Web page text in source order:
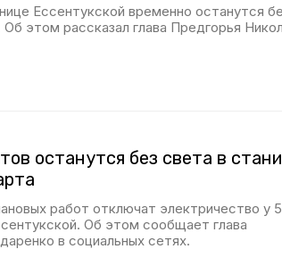
Ессентукской временно останутся
Об этом рассказал глава Предгорья
останутся без света в
работ отключат электричество у
Об этом сообщает глава
в социальных сетях.